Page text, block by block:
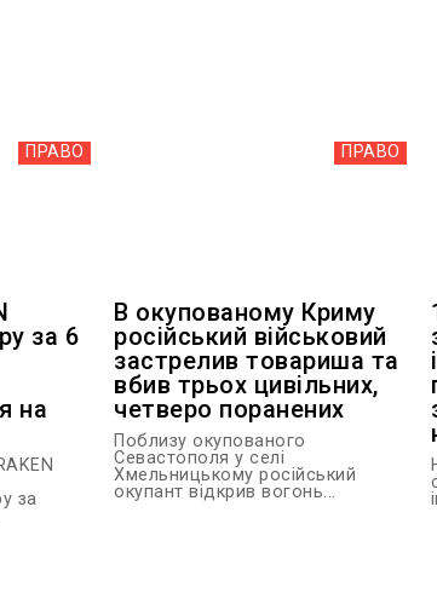
ПРАВО
за 6
на
за
ПРАВО
В окупованому Криму
російський військовий
застрелив товариша та
вбив трьох цивільних,
четверо поранених
Поблизу окупованого
Севастополя у селі
Хмельницькому російський
окупант відкрив вогонь...